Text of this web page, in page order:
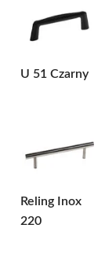
U 51 Czarny
Reling Inox
220